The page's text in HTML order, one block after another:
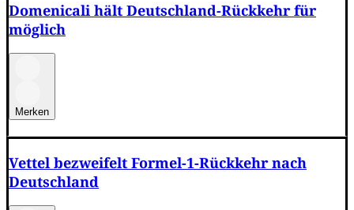
Domenicali hält Deutschland-Rückkehr für
möglich
Merken
Vettel bezweifelt Formel-1-Rückkehr nach
Deutschland